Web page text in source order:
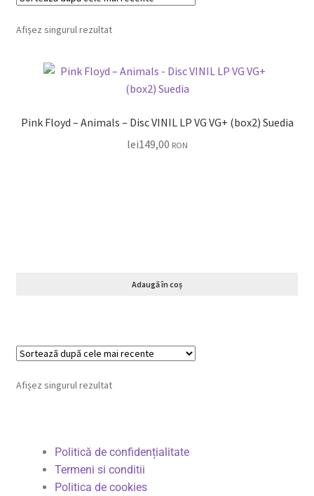
Contul meu
Afișez singurul rezultat
Pink Floyd – Animals – Disc VINIL LP VG VG+ (box2) Suedia
lei149,00 RON
Adaugă în coș
Afișez singurul rezultat
Politică de confidențialitate
Termeni si conditii
Politica de cookies